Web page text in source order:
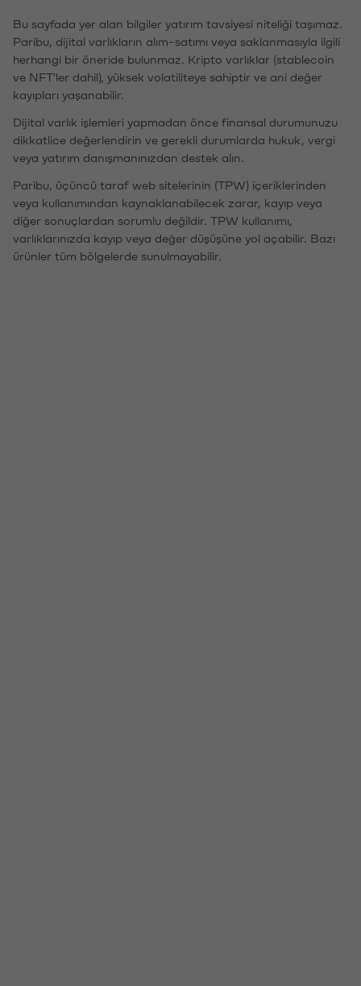
Bu sayfada yer alan bilgiler yatırım tavsiyesi niteliği taşımaz.
Paribu, dijital varlıkların alım-satımı veya saklanmasıyla ilgili
herhangi bir öneride bulunmaz. Kripto varlıklar (stablecoin
ve NFT'ler dahil), yüksek volatiliteye sahiptir ve ani değer
kayıpları yaşanabilir.
Dijital varlık işlemleri yapmadan önce finansal durumunuzu
dikkatlice değerlendirin ve gerekli durumlarda hukuk, vergi
veya yatırım danışmanınızdan destek alın.
Paribu, üçüncü taraf web sitelerinin (TPW) içeriklerinden
veya kullanımından kaynaklanabilecek zarar, kayıp veya
diğer sonuçlardan sorumlu değildir. TPW kullanımı,
varlıklarınızda kayıp veya değer düşüşüne yol açabilir. Bazı
ürünler tüm bölgelerde sunulmayabilir.